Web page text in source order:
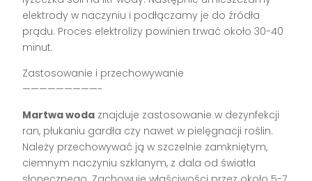
elektrody w naczyniu i podłączamy je do źródła
prądu. Proces elektrolizy powinien trwać około 30-40
minut.
Zastosowanie i przechowywanie
—————————-
Martwa woda znajduje zastosowanie w dezynfekcji
ran, płukaniu gardła czy nawet w pielęgnacji roślin.
Należy przechowywać ją w szczelnie zamkniętym,
ciemnym naczyniu szklanym, z dala od światła